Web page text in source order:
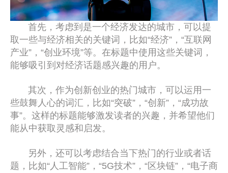
首先，考虑到是一个经济发达的城市，可以提
取一些与经济相关的关键词，比如“经济”，“互联网
产业”，“创业环境”等。在标题中使用这些关键词，
能够吸引到对经济话题感兴趣的用户。
其次，作为创新创业的热门城市，可以运用一
些鼓舞人心的词汇，比如“突破”，“创新”，“成功故
事”。这样的标题能够激发读者的兴趣，并希望他们
能从中获取灵感和启发。
另外，还可以考虑结合当下热门的行业或者话
题，比如“人工智能”，“5G技术”，“区块链”，“电子商